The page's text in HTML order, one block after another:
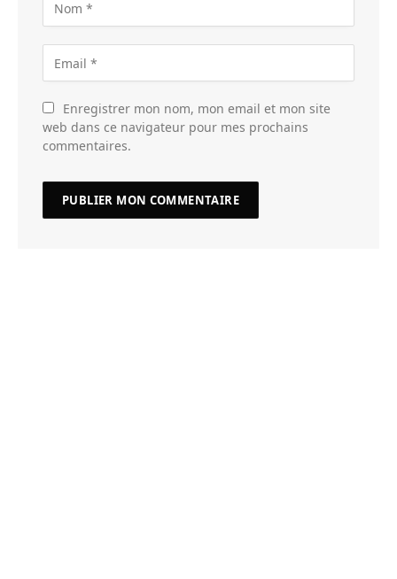
Enregistrer mon nom, mon email et mon site
web dans ce navigateur pour mes prochains
commentaires.